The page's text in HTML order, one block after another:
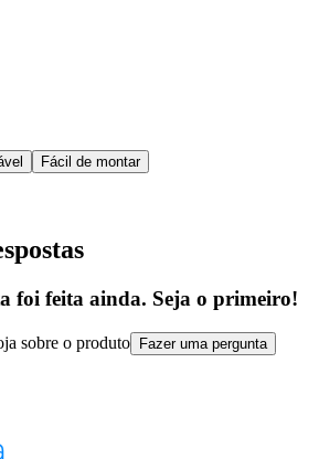
Fácil de montar
foi feita ainda. Seja o primeiro!
sobre o produto Fazer uma pergunta